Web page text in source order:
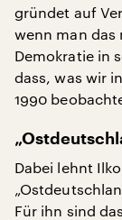
gründet auf
wenn man das
Demokratie in
dass, was wir
1990
Dabei lehnt
Für ihn sind